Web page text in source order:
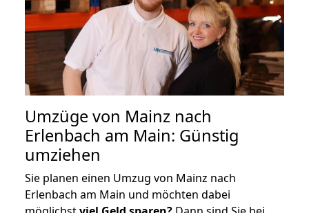
Umzüge von Mainz nach
Erlenbach am Main: Günstig
umziehen
Sie planen einen Umzug von Mainz nach
Erlenbach am Main und möchten dabei